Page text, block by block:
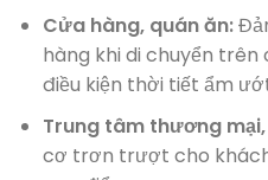
Cửa hàng, quán ăn:
hàng khi di chuyển
điều kiện thời tiết ẩm
Trung tâm thương
cơ trơn trượt cho